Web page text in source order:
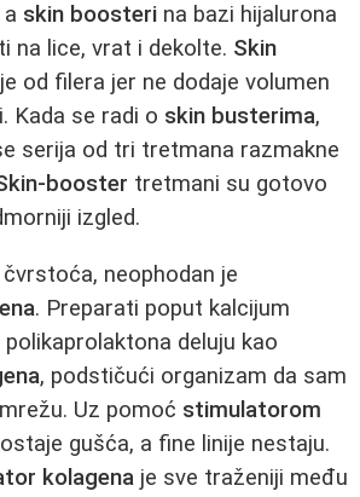
skin boosteri na bazi hijalurona
na lice, vrat i dekolte. Skin
od filera jer ne dodaje volumen
Kada se radi o skin busterima,
serija od tri tretmana razmakne
booster tretmani su gotovo
izgled.
neophodan je
. Preparati poput kalcijum
deluju kao
, podstičući organizam da sam
Uz pomoć stimulatorom
gušća, a fine linije nestaju.
kolagena je sve traženiji među